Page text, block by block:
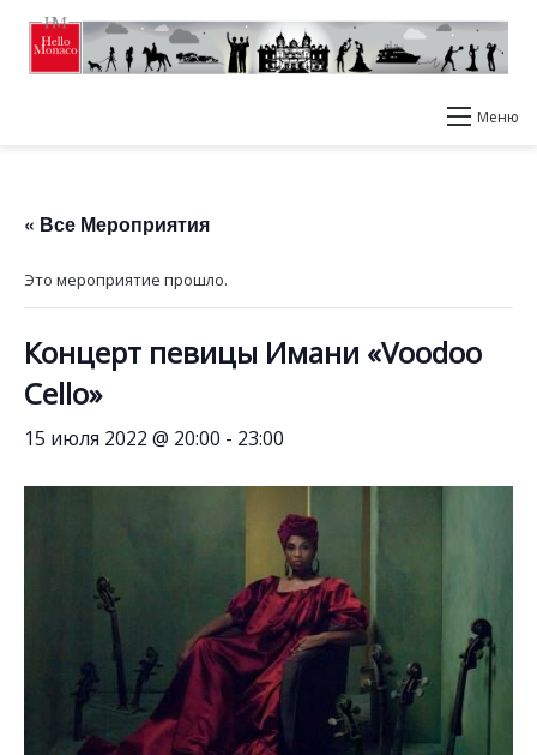
Меню
« Все Мероприятия
Это мероприятие прошло.
Концерт певицы Имани «Voodoo
Cello»
15 июля 2022 @ 20:00 - 23:00